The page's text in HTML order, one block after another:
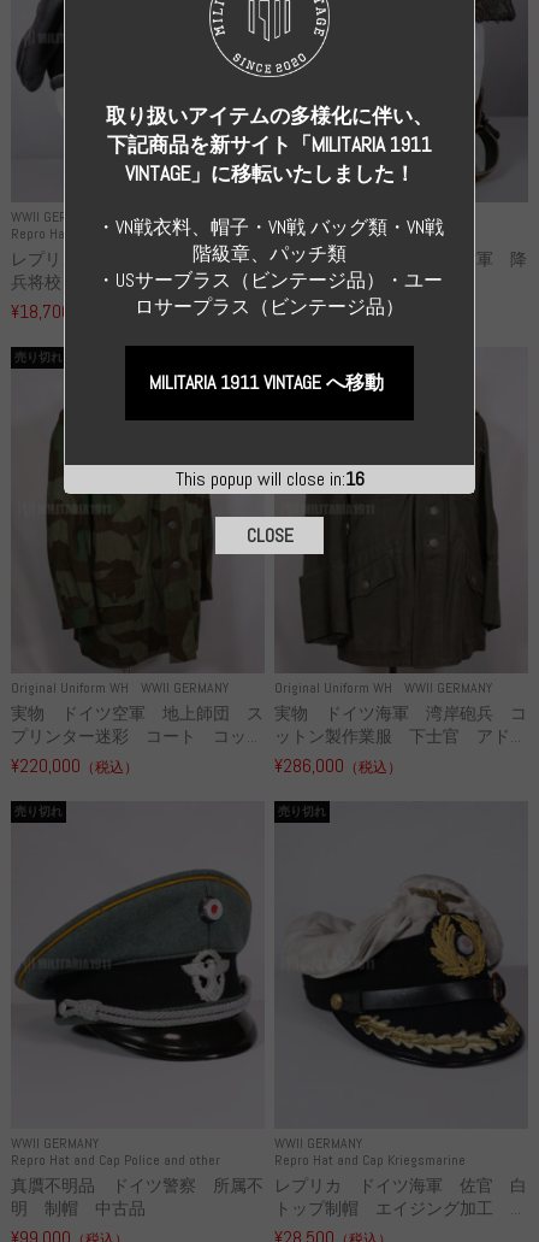
WWII GERMANY
Repro Hat and Cap SS and WSS
レプリカ 武装親衛隊 WSS 歩
兵将校 クラッシュキャップ ...
¥18,700
WWII GERMANY
Repro Hat and Cap Luftwaffe
高品質レプリカ ドイツ空軍 降
下猟兵 ヘルメット
¥49,800（税込）
Original Uniform WH WWII GERMANY
売り切れ
実物 ドイツ空軍 地上師団 ス
プリンター迷彩 コート コッ...
¥220,000 （税込）
Original Uniform WH WWII GERMANY
実物 ドイツ海軍 湾岸砲兵 コ
ットン製作業服 下士官 アド...
¥286,000 （税込）
WWII GERMANY
Repro Hat and Cap Police and other
売り切れ
真贋不明品 ドイツ警察 所属不
明 制帽 中古品
WWII GERMANY
Repro Hat and Cap Kriegsmarine
売り切れ
レプリカ ドイツ海軍 佐官 白
トップ制帽 エイジング加工 ...
This popup will close in:16
取り扱いアイテムの多様化に伴い、
下記商品を新サイト「MILITARIA 1911
VINTAGE」に移転いたしました！
・VN戦衣料、帽子・VN戦 バッグ類・VN戦
階級章、パッチ類
・USサーブラス（ビンテージ品）・ユー
ロサープラス（ビンテージ品）
MILITARIA 1911 VINTAGE へ移動
CLOSE